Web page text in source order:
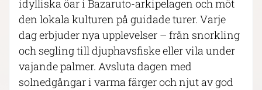
idylliska öar i Bazaruto-arkipelagen och möt
den lokala kulturen på guidade turer. Varje
dag erbjuder nya upplevelser – från snorkling
och segling till djuphavsfiske eller vila under
vajande palmer. Avsluta dagen med
solnedgångar i varma färger och njut av god